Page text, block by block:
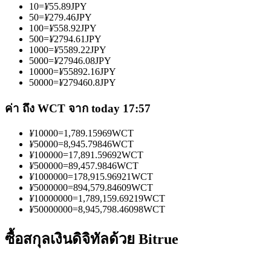
การวิเคราะห์ข้อมูลขนาดใหญ่ รวมถึงข้อมูลการค้า ฯลฯ
10=¥55.89JPY
50=¥279.46JPY
100=¥558.92JPY
500=¥2794.61JPY
1000=¥5589.22JPY
5000=¥27946.08JPY
10000=¥55892.16JPY
50000=¥279460.8JPY
ค่า ถึง WCT จาก today 17:57
¥10000=1,789.15969WCT
¥50000=8,945.79846WCT
¥100000=17,891.59692WCT
¥500000=89,457.9846WCT
¥1000000=178,915.96921WCT
¥5000000=894,579.84609WCT
¥10000000=1,789,159.69219WCT
¥50000000=8,945,798.46098WCT
ซื้อสกุลเงินดิจิทัลด้วย Bitrue